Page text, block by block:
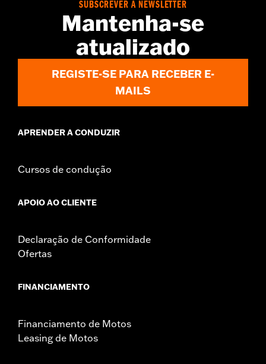
SUBSCREVER A NEWSLETTER
Mantenha-se
atualizado
REGISTE-SE PARA RECEBER E-
MAILS
APRENDER A CONDUZIR
Cursos de condução
APOIO AO CLIENTE
Declaração de Conformidade
Ofertas
FINANCIAMENTO
Financiamento de Motos
Leasing de Motos